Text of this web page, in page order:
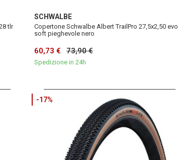
tlr
SCHWALBE
Copertone Schwalbe Albert TrailPro 27,5x2,50 evo
soft pieghevole nero
60,73 € 73,90 €
Spedizione in 24h
-17%